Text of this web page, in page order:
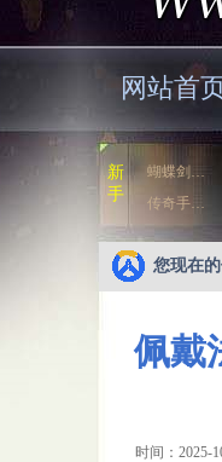
网站首
新
手
蝴蝶剑…
传奇手…
您现在
佩戴
时间：2025-